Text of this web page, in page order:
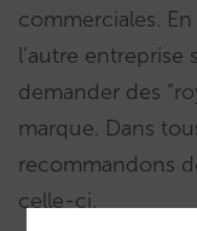
commerciales.
l’autre entreprise
demander des
marque. Dans
recommandons
celle-ci.